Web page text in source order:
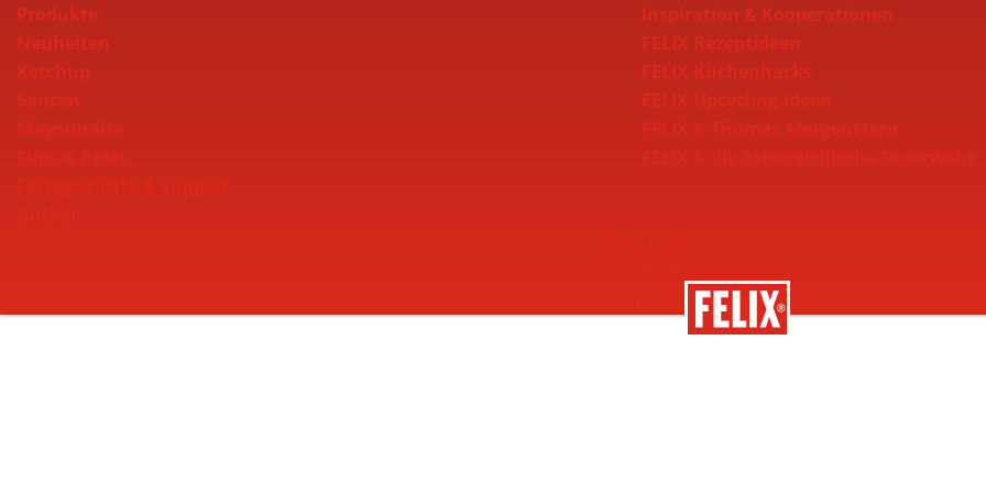
Produkte
Neuheiten
Ketchup
Saucen
Inspiration & Kooperationen
FELIX Rezeptideen
FELIX Küchenhacks
FELIX Upcycling-Ideen
Nachhaltigkeit